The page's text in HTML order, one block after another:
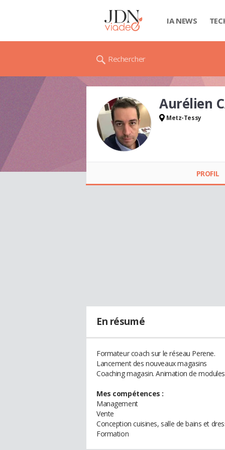
IA NEWS
Rechercher
Aurélien
Metz-Tessy
PROFIL
En résumé
Formateur coach sur le réseau Perene.
Lancement des nouveaux magasins
Coaching magasin. Animation de
Mes compétences :
Management
Vente
Conception cuisines, salle de bains et
Formation